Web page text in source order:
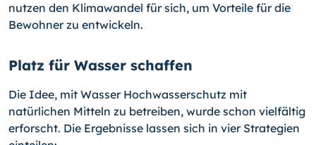
nutzen den Klimawandel für sich, um Vorteile für die
Bewohner zu entwickeln.
Platz für Wasser schaffen
Die Idee, mit Wasser Hochwasserschutz mit
natürlichen Mitteln zu betreiben, wurde schon vielfältig
erforscht. Die Ergebnisse lassen sich in vier Strategien